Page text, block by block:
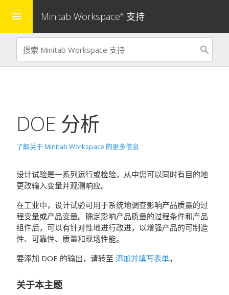
menu Minitab Workspace® 支持
DOE 分析
了解关于 Minitab Workspace 的更多信息
设计试验是一系列运行或检验，从中您可以同时有目的地
更改输入变量并观测响应。
在工业中，设计试验可用于系统地调查影响产品质量的过
程变量或产品变量。确定影响产品质量的过程条件和产品
组件后，可以有针对性地进行改进，以增强产品的可制造
性、可靠性、质量和现场性能。
要添加 DOE 的输出，请转至 添加并填写表单。
关于本主题